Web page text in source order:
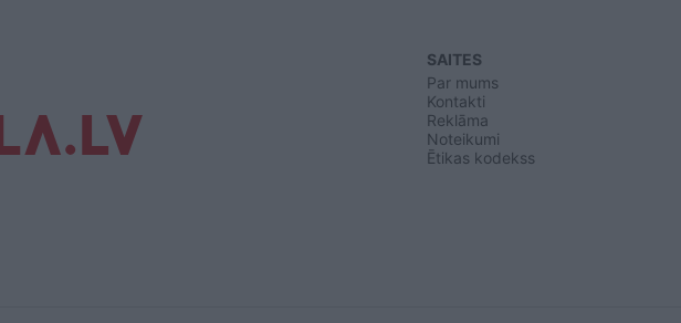
SAITES
Par mums
Kontakti
Reklāma
Noteikumi
Ētikas kodekss